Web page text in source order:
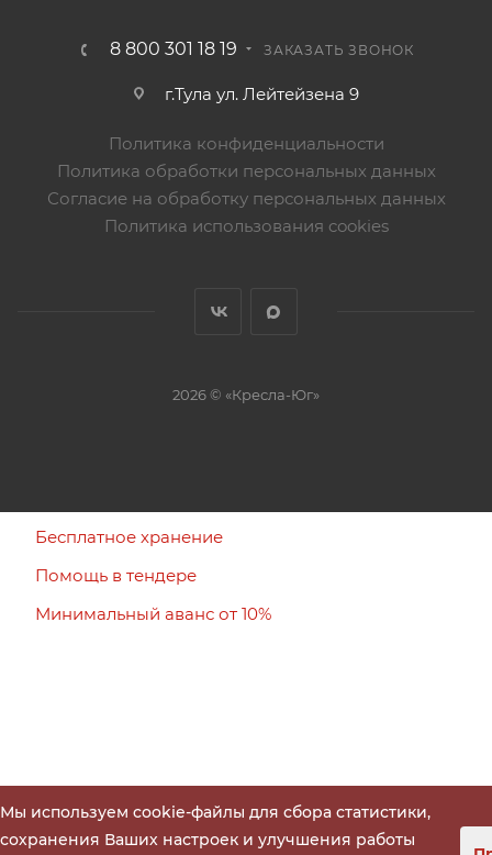
8 800 301 18 19 ЗАКАЗАТЬ ЗВОНОК
г.Тула ул. Лейтейзена 9
Политика конфиденциальности
Политика обработки персональных данных
Согласие на обработку персональных данных
Политика использования cookies
2026 © «Кресла-Юг»
Бесплатное хранение
Помощь в тендере
Минимальный аванс от 10%
Мы используем cookie-файлы для сбора статистики,
сохранения Ваших настроек и улучшения работы